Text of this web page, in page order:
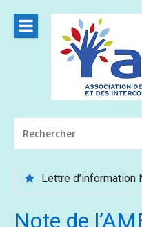
contenu
POUR
:
Note de